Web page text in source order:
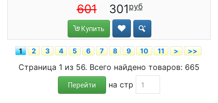
601 301
Купить
1 2 3 4 5 6 7 8 9 10 11 > >>
Страница 1 из 56. Всего найдено товаров: 665
Перейти на стр